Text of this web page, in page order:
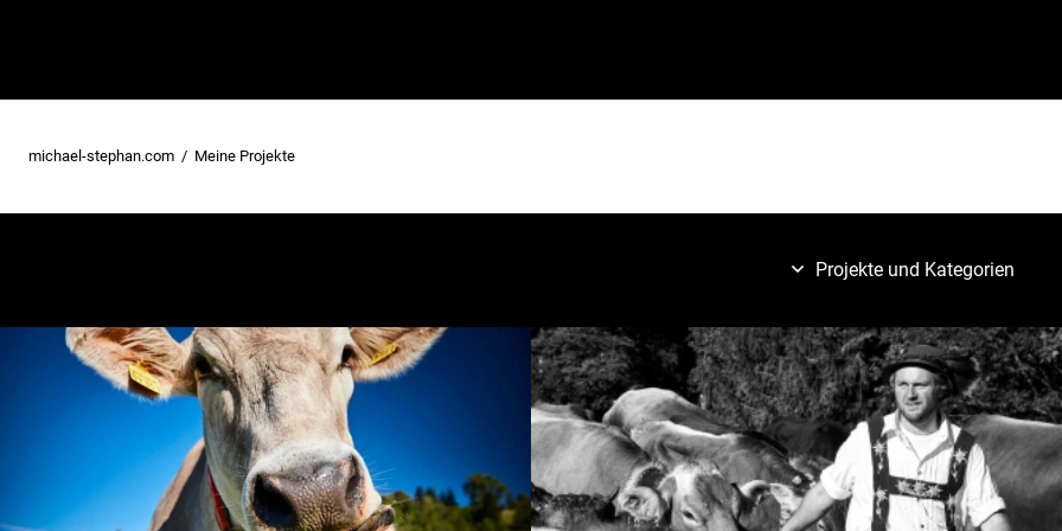
michael-stephan.com Meine Projekte
Projekte und Kategorien